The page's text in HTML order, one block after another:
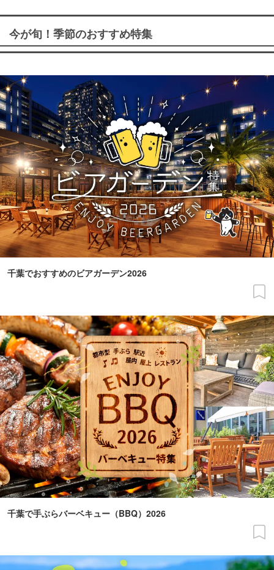
今が旬！季節のおすすめ特集
千葉でおすすめのビアガーデン2026
千葉で手ぶらバーベキュー（BBQ）2026